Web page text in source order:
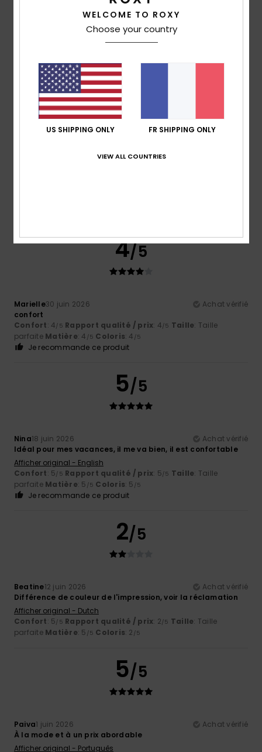
parfaiteMatière: 5/5 Coloris
Je recommande ce produit
4 /5
4/5
Marielle30 juin 2026
Achat vérifié
confort
Confort: 4/5 Rapport qualité / prix: 4/5 Taille: Taille
parfaite Matière: 4 /5 Coloris: 4 /5
Je recommande ce produit
5/5
Nina18 juin 2026
Achat vérifié
Idéal pour mes vacances, il me va bien, il est confortable
Afficher original - English
Confort: 5/5 Rapport qualité / prix: 5/5 Taille: Taille
parfaite Matière: 5 /5 Coloris: 5 /5
Je recommande ce produit
2/5
Beatine12 juin 2026
Achat vérifié
Différence de couleur de l'impression, voir la réclamation
Afficher original - Dutch
Confort: 5/5 Rapport qualité / prix: 2/5 Taille: Taille
parfaite Matière: 5 /5 Coloris: 2 /5
5/5
Paiva1 juin 2026
Achat vérifié
À la mode et à un prix abordable
Afficher original - Português
WELCOME TO ROXY
Choose your country
US SHIPPING ONLY FR SHIPPING ONLY
VIEW ALL COUNTRIES